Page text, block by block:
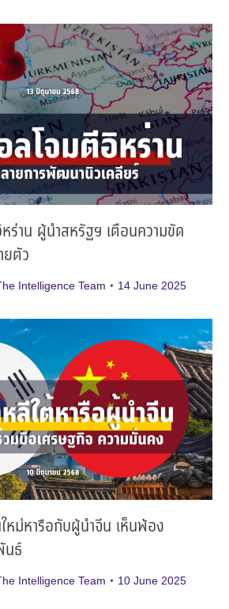
ร่าน ผู้นำสหรัฐฯ เตือนความขัด
ยตัว
Intelligence Team 14 June 2025
หม่หารือกับผู้นำจีน เห็นพ้อง
นธ์
Intelligence Team 10 June 2025